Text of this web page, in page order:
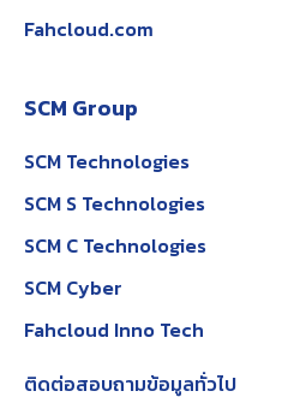
Fahcloud.com
SCM Group
SCM Technologies
SCM S Technologies
SCM C Technologies
SCM Cyber
Fahcloud Inno Tech
ติดต่อสอบถามข้อมูลทั่วไป